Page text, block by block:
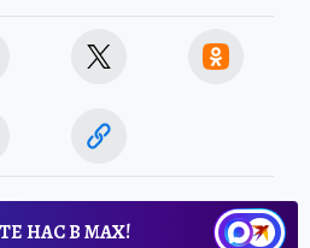
НАС В МАХ!